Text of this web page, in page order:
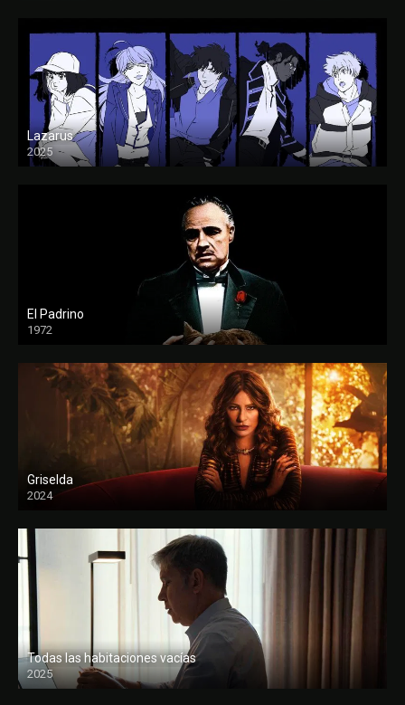
Lazarus
2025
El Padrino
1972
FULL HD
Griselda
2024
Todas las habitaciones vacías
2025
FULL HD